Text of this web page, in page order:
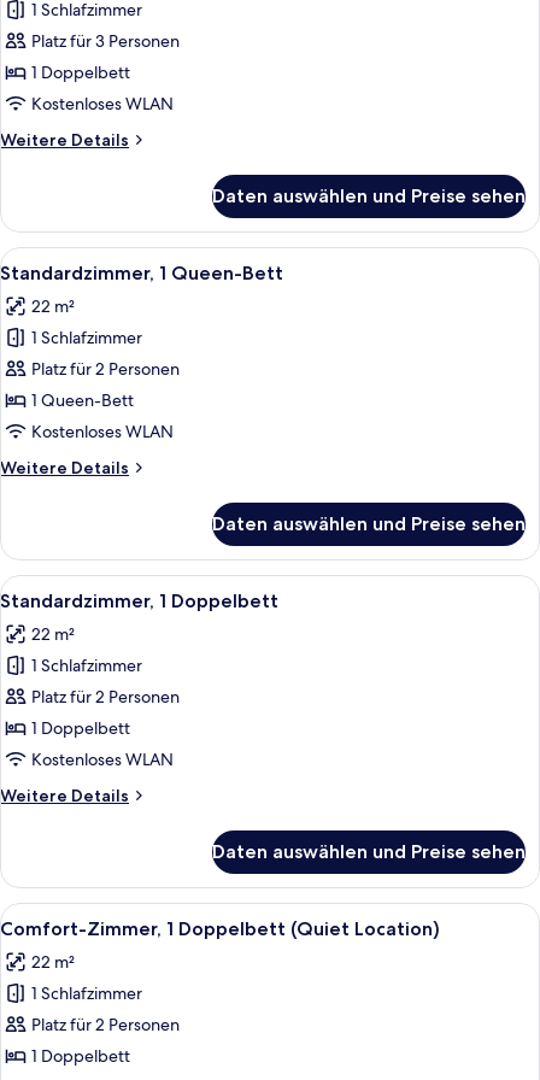
auf
den
Innenhof
(Quiet
Location)
Junior-
Suite,
1
Doppelbett
1 Schlafzimmer
Platz für 3 Personen
1 Doppelbett
Kostenloses WLAN
Weitere Details
Weitere
Suite,
Doppelbett
Daten auswählen und Preise sehen
Alle
Fotos
für
Standardzimmer,
1
Queen-
Bett
Ein Hotelzimmer mit Bett,
6
Standardzimmer, 1 Queen-Bett
22 m²
1 Schlafzimmer
Platz für 2 Personen
1 Queen-Bett
Kostenloses WLAN
Weitere Details
Weitere
1
Queen-
Bett
Daten auswählen und Preise sehen
Alle
Fotos
für
Standardzimmer,
1
Doppelbett
anzeigen
Ein Hotelzimmer mit zwei Betten,
7
Standardzimmer, 1 Doppelbett
22 m²
1 Schlafzimmer
Platz für 2 Personen
1 Doppelbett
Kostenloses WLAN
Weitere Details
Weitere
1
Doppelbett
Daten auswählen und Preise sehen
Alle
Fotos
für
Comfort-
Zimmer,
1
Ein Hotelzimmer mit einem Bett,
7
Comfort-Zimmer, 1 Doppelbett (Quiet Location)
22 m²
1 Schlafzimmer
Platz für 2 Personen
1 Doppelbett